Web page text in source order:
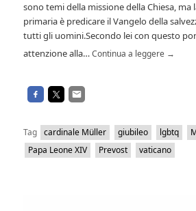
sono temi della missione della Chiesa, ma
primaria è predicare il Vangelo della
tutti gli uomini.Secondo lei con questo
attenzione alla…Continua a leggere →
Tag cardinale Müller giubileo lgbtq
Papa Leone XIV
Prevost vaticano